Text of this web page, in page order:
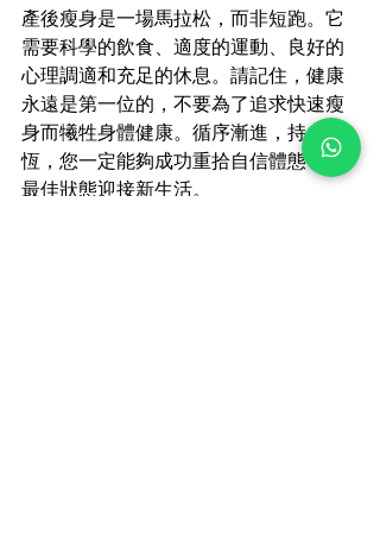
產後瘦身是一場馬拉松，而非短跑。它
需要科學的飲食、適度的運動、良好的
心理調適和充足的休息。請記住，健康
永遠是第一位的，不要為了追求快速瘦
身而犧牲身體健康。循序漸進，持之以
恆，您一定能夠成功重拾自信體態，以
最佳狀態迎接新生活。